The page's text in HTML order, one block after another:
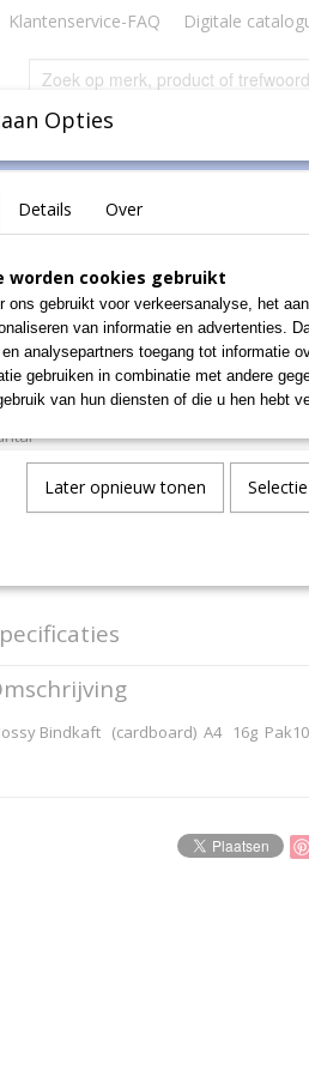
Klantenservice-FAQ Digitale
Bindkaft A4 250g Rood Pak100
Bindkaft
16,18
code
leverancier
Bindkaft (cardboard) A4 16g
Opties
Details Over
worden cookies gebruikt
ons gebruikt voor verkeersanalyse, het
van informatie en advertenties.
analysepartners toegang tot informatie
gebruiken in combinatie met andere
van hun diensten of die u hen hebt
Later opnieuw tonen